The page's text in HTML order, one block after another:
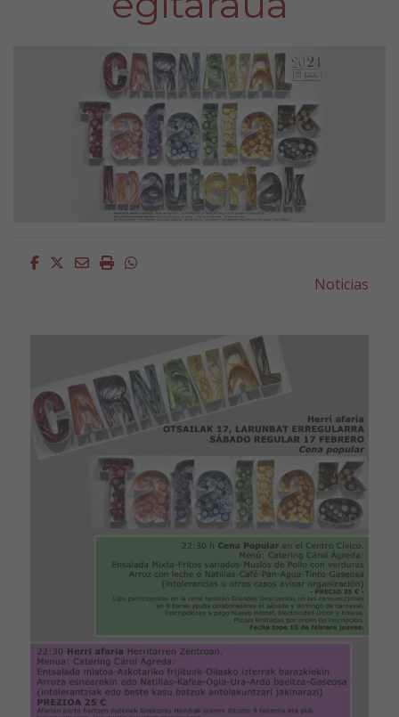
Facebook
Twitter
EmailImprimirWhatsapp
Noticias